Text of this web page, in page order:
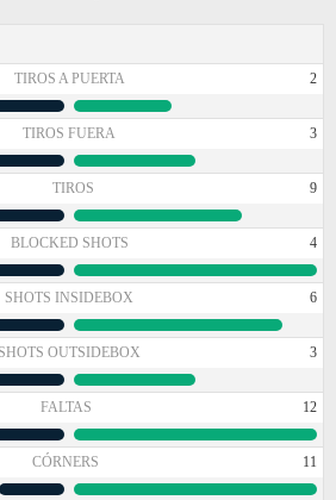
TIROS A PUERTA 2
TIROS FUERA 3
TIROS 9
BLOCKED SHOTS 4
SHOTS INSIDEBOX 6
SHOTS OUTSIDEBOX 3
FALTAS 12
CÓRNERS 11